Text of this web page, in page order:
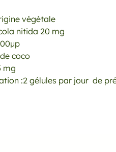
végétale
nitida 20 mg
coco
mg
:2 gélules par jour de